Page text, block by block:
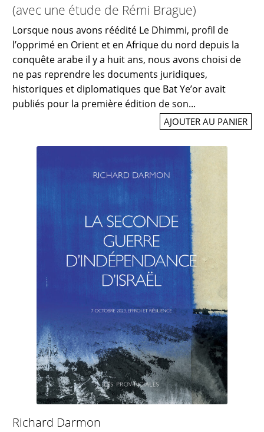
(avec une étude de Rémi Brague)
Lorsque nous avons réédité Le Dhimmi, profil de
l’opprimé en Orient et en Afrique du nord depuis la
conquête arabe il y a huit ans, nous avons choisi de
ne pas reprendre les documents juridiques,
historiques et diplomatiques que Bat Ye’or avait
publiés pour la première édition de son...
AJOUTER AU PANIER
Richard Darmon